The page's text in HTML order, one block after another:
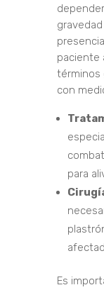
paciente
términos
con
para
Es